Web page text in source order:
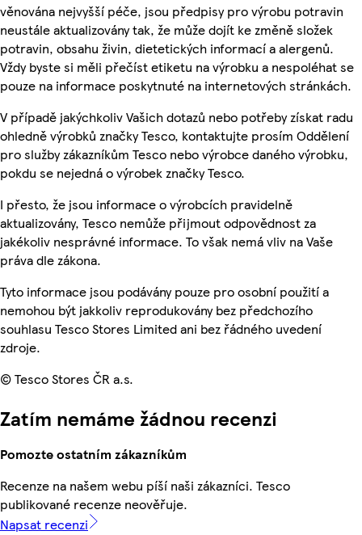
věnována nejvyšší péče, jsou předpisy pro výrobu potravin
neustále aktualizovány tak, že může dojít ke změně složek
potravin, obsahu živin, dietetických informací a alergenů.
Vždy byste si měli přečíst etiketu na výrobku a nespoléhat se
pouze na informace poskytnuté na internetových stránkách.
V případě jakýchkoliv Vašich dotazů nebo potřeby získat radu
ohledně výrobků značky Tesco, kontaktujte prosím Oddělení
pro služby zákazníkům Tesco nebo výrobce daného výrobku,
pokdu se nejedná o výrobek značky Tesco.
I přesto, že jsou informace o výrobcích pravidelně
aktualizovány, Tesco nemůže přijmout odpovědnost za
jakékoliv nesprávné informace. To však nemá vliv na Vaše
práva dle zákona.
Tyto informace jsou podávány pouze pro osobní použití a
nemohou být jakkoliv reprodukovány bez předchozího
souhlasu Tesco Stores Limited ani bez řádného uvedení
zdroje.
© Tesco Stores ČR a.s.
Zatím nemáme žádnou recenzi
Pomozte ostatním zákazníkům
Recenze na našem webu píší naši zákazníci. Tesco
publikované recenze neověřuje.
Napsat recenzi